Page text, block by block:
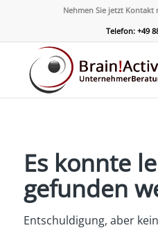
Nehmen Sie jetzt Kontakt
Telefon: +49
Es konnte
gefunden
Entschuldigung, aber